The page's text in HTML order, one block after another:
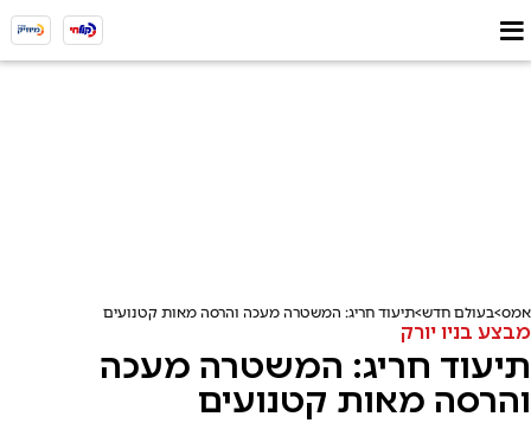
אמס בעולם חדש תיעוד חריג: המשטרה מעכה והרסה מאות קטנועים
מבצע בניו יורק
תיעוד חריג: המשטרה מעכה
והרסה מאות קטנועים